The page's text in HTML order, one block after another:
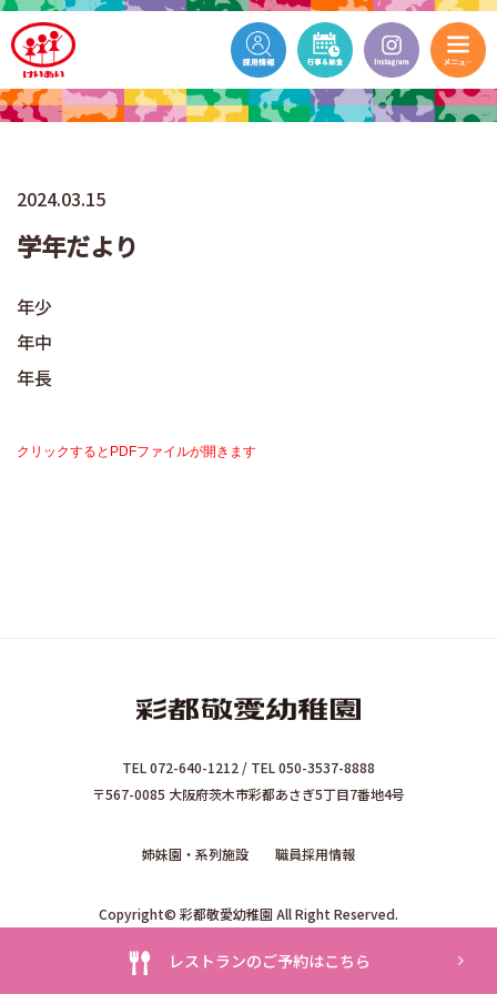
レストランのご予約はこちら
2024.03.15
学年だより
年少
年中
年長
クリックするとPDFファイルが開きます
TEL 072-640-1212 / TEL 050-3537-8888
〒567-0085 大阪府茨木市彩都あさぎ5丁目7番地4号
姉妹園・系列施設 職員採用情報
Copyright© 彩都敬愛幼稚園 All Right Reserved.